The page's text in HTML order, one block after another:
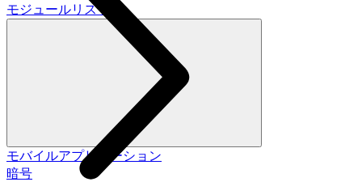
モジュールリスト
モバイルアプリケーション
暗号